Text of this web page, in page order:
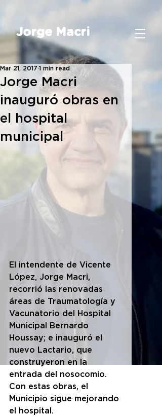
Jorge Macri
Jorge Macri
inauguró obras en
el hospital
municipal
Mar 21, 2017 1 min read
El intendente de Vicente
López, Jorge Macri,
recorrió las renovadas
áreas de Traumatología y
Vacunatorio del Hospital
Municipal Bernardo
Houssay; e inauguró el
nuevo Lactario, que
construyeron en la
entrada del nosocomio.
Con estas obras, el
Municipio sigue mejorando
el hospital.